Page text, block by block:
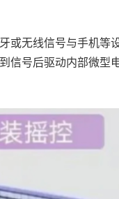
或无线信号与手机等
信号后驱动内部微型